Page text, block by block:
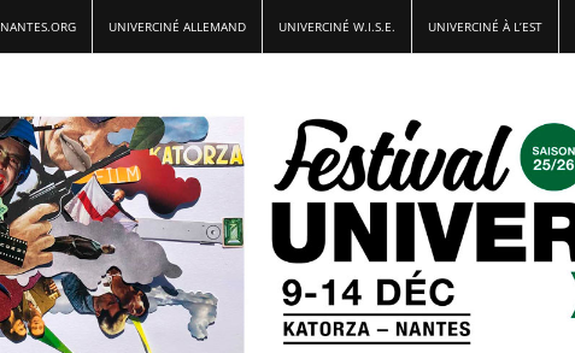
UNIVERCINÉ ALLEMAND UNIVERCINÉ W.I.S.E. UNIVERCINÉ À L’EST